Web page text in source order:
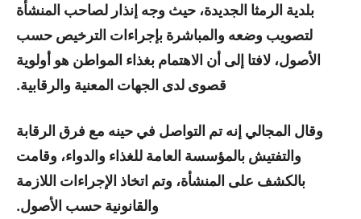
بلدية الرمثا الجديدة، حيث وجه إنذار لصاحب المنشأة
لتصويب وضعه والمباشرة بإجراءات الترخيص حسب
الأصول، لافتا إلى أن الاهتمام بغذاء المواطن هو أولوية
قصوى لدى الجهات المعنية والرقابية.
وقال المجالي إنه تم التواصل في حينه مع فرق الرقابة
والتفتيش بالمؤسسة العامة للغذاء والدواء، وقامت
بالكشف على المنشأة، وتم اتخاذ الإجراءات اللازمة
والقانونية حسب الأصول.